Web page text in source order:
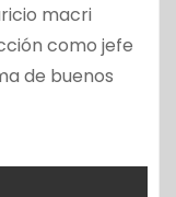
macri
como jefe
de buenos